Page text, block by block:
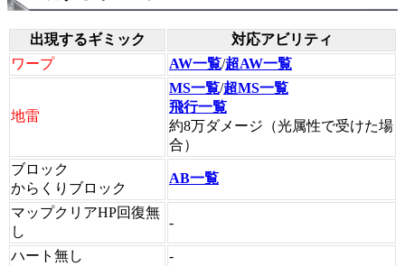
出現するギミック
対応アビリティ
ワープ
AW一覧/超AW一覧
地雷
MS一覧/超MS一覧
飛行一覧
約8万ダメージ（光属性で受けた場
合）
ブロック
からくりブロック
AB一覧
マップクリアHP回復無
し
-
ハート無し
-